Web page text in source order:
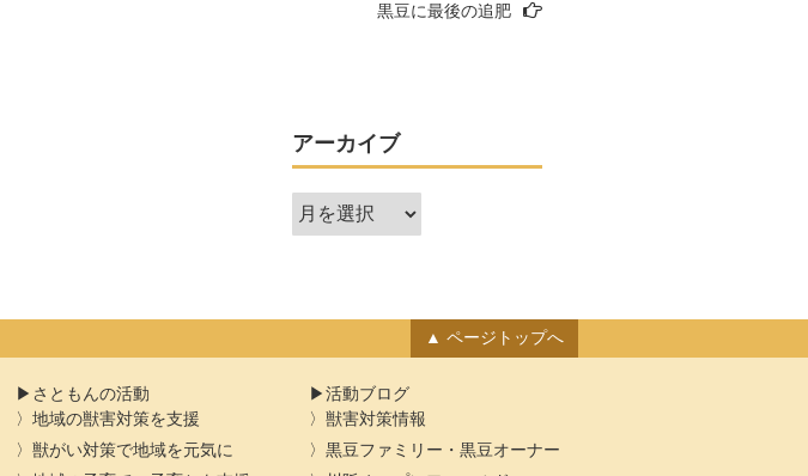
黒豆に最後の追肥
アーカイブ
ア
ー
ブ
ページトップへ
さともんの活動
地域の獣害対策を支援
獣がい対策で地域を元気に
活動ブログ
獣害対策情報
黒豆ファミリー・黒豆オーナー